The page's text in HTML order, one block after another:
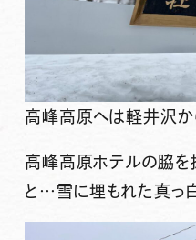
高峰高原へは軽井沢
高峰高原ホテルの脇を
と…雪に埋もれた真っ